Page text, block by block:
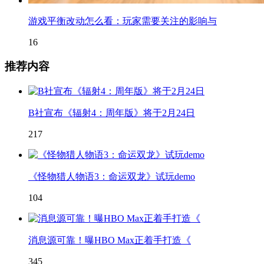
游戏平衡改动怎么看：玩家需要关注的影响与
16
推荐内容
B社宣布《辐射4：周年版》将于2月24日
217
《怪物猎人物语3：命运双龙》试玩demo
104
消息源可靠！曝HBO Max正着手打造《
345